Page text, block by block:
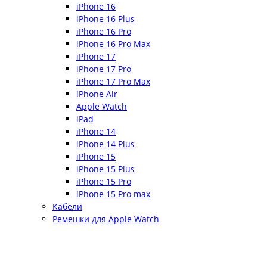
iPhone 16
iPhone 16 Plus
iPhone 16 Pro
iPhone 16 Pro Max
iPhone 17
iPhone 17 Pro
iPhone 17 Pro Max
iPhone Air
Apple Watch
iPad
iPhone 14
iPhone 14 Plus
iPhone 15
iPhone 15 Plus
iPhone 15 Pro
iPhone 15 Pro max
Кабели
Ремешки для Apple Watch